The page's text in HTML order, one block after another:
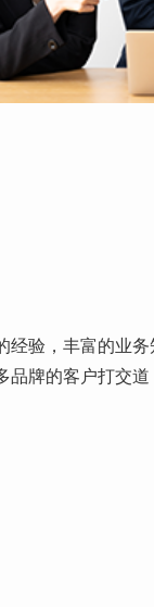
经验，丰富的业
品牌的客户打交